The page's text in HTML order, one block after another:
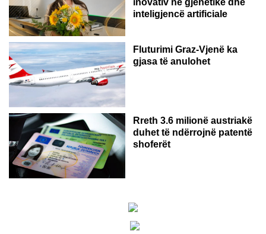
inovativ në gjenetikë dhe
inteligjencë artificiale
Fluturimi Graz-Vjenë ka
gjasa të anulohet
Rreth 3.6 milionë austriakë
duhet të ndërrojnë patentë
shoferët